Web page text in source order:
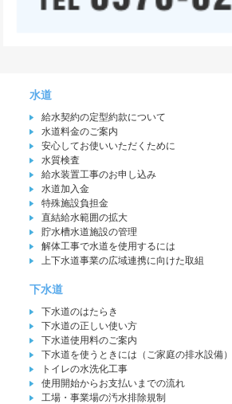
水道
給水契約の定型約款について
水道料金のご案内
安心してお使いいただくために
水質検査
給水装置工事のお申し込み
水道加入金
特殊施設負担金
直結給水範囲の拡大
貯水槽水道施設の管理
解体工事で水道を使用するには
上下水道事業の広域連携に向けた取組
下水道
下水道のはたらき
下水道の正しい使い方
下水道使用料のご案内
下水道を使うときには（ご家庭の排水設備）
トイレの水洗化工事
使用開始からお支払いまでの流れ
工場・事業場の汚水排除規制